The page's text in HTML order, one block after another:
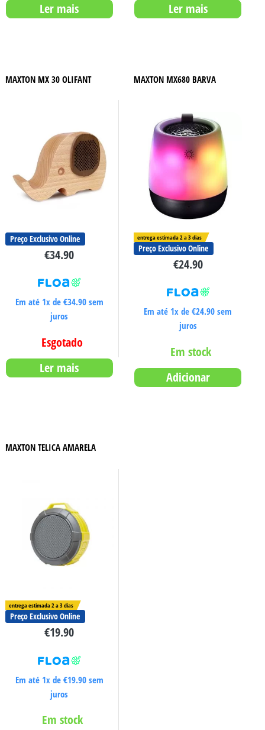
Ler mais
Ler mais
MAXTON MX 30 OLIFANT
Preço Exclusivo Online
€34.90
Em até 1x de €34.90sem
juros
Esgotado
Ler mais
MAXTON MX680 BARVA
entrega estimada 2 a 3 dias
Preço Exclusivo Online
€24.90
Em até 1x de€24.90 sem
juros
Em stock
Adicionar
MAXTON TELICA AMARELA
entrega estimada 2 a 3 dias
Preço Exclusivo Online
€19.90
Em até 1x de €19.90sem
juros
Em stock